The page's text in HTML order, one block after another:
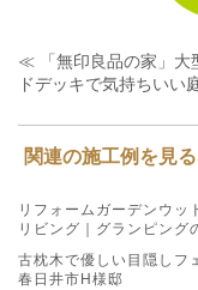
≪ 「無印良品の家」大
ドデッキで気持ちいい
関連の施工例を見る
リフォームガーデンウッ
リビング｜グランピング
古枕木で優しい目隠しフ
春日井市H様邸